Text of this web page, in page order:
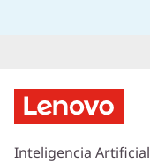
r
Inteligencia Artificial